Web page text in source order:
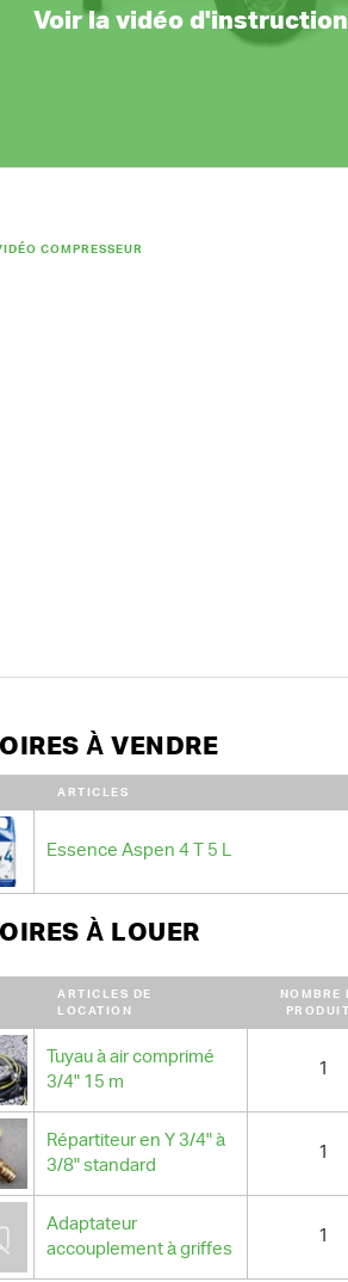
Voir la vidéo d'instruction
COMPRESSEUR
À VENDRE
ARTICLES
Essence Aspen 4 T 5 L
À LOUER
ARTICLES DE
LOCATION
NOMBRE
Tuyau à air comprimé
3/4" 15 m
1
Répartiteur en Y 3/4" à
3/8" standard
1
Adaptateur
accouplement à griffes
1